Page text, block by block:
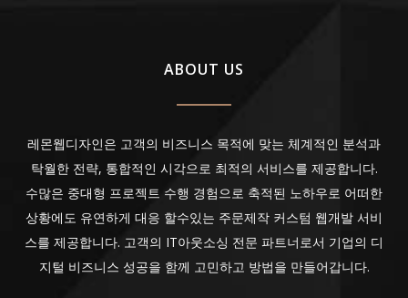
ABOUT US
레몬웹디자인은 고객의 비즈니스 목적에 맞는 체계적인 분석과
탁월한 전략, 통합적인 시각으로 최적의 서비스를 제공합니다.
수많은 중대형 프로젝트 수행 경험으로 축적된 노하우로 어떠한
상황에도 유연하게 대응 할수있는 주문제작 커스텀 웹개발 서비
스를 제공합니다. 고객의 IT아웃소싱 전문 파트너로서 기업의 디
지털 비즈니스 성공을 함께 고민하고 방법을 만들어갑니다.